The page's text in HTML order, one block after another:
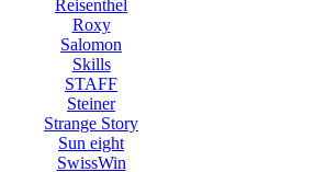
Reisenthel
Roxy
Salomon
Skills
STAFF
Steiner
Strange Story
Sun eight
SwissWin